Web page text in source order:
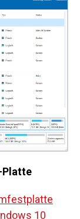
Platte
10